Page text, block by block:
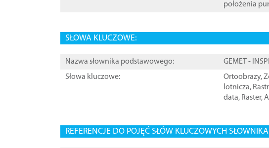
położenia
SŁOWA KLUCZOWE:
Nazwa słownika podstawowego:
GEMET -
Słowa kluczowe:
Ortoobrazy,
lotnicza,
data, Raster,
REFERENCJE DO POJĘĆ SŁÓW KLUCZOWYCH